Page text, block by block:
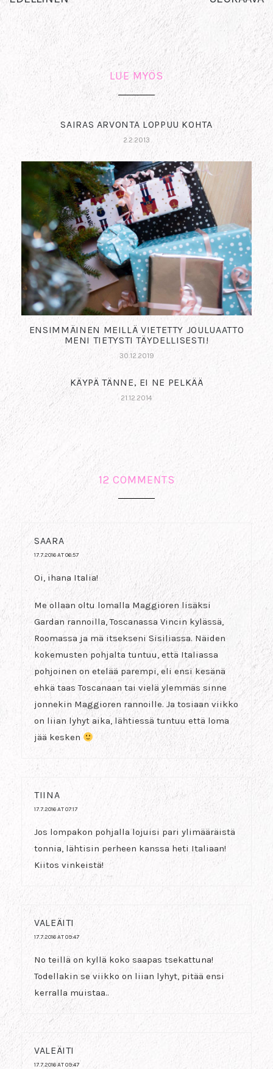
LUE MYÖS
SAIRAS ARVONTA LOPPUU KOHTA
2.2.2013
ENSIMMÄINEN MEILLÄ VIETETTY JOULUAATTO
MENI TIETYSTI TÄYDELLISESTI!
30.12.2019
KÄYPÄ TÄNNE, EI NE PELKÄÄ
21.12.2014
12 COMMENTS
SAARA
17.7.2016 AT 06:57
Oi, ihana Italia!
Me ollaan oltu lomalla Maggioren lisäksi
Gardan rannoilla, Toscanassa Vincin kylässä,
Roomassa ja mä itsekseni Sisiliassa. Näiden
kokemusten pohjalta tuntuu, että Italiassa
pohjoinen on etelää parempi, eli ensi kesänä
ehkä taas Toscanaan tai vielä ylemmäs sinne
jonnekin Maggioren rannoille. Ja tosiaan viikko
on liian lyhyt aika, lähtiessä tuntuu että loma
jää kesken
TIINA
17.7.2016 AT 07:17
Jos lompakon pohjalla lojuisi pari ylimääräistä
tonnia, lähtisin perheen kanssa heti Italiaan!
Kiitos vinkeistä!
VALEÄITI
17.7.2016 AT 09:47
No teillä on kyllä koko saapas tsekattuna!
Todellakin se viikko on liian lyhyt, pitää ensi
kerralla muistaa..
VALEÄITI
17.7.2016 AT 09:47